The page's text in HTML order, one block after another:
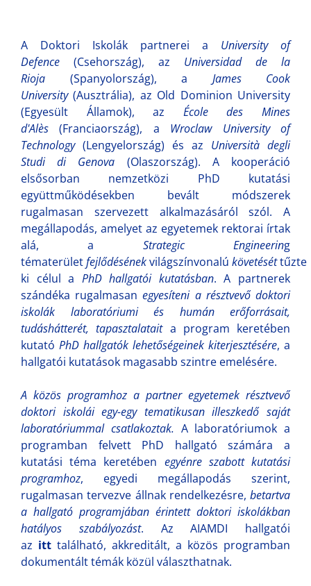
A Doktori Iskolák partnerei a University of
Defence (Csehország), az Universidad de la
Rioja (Spanyolország), a James Cook
University(Ausztrália), az Old Dominion University
(Egyesült Államok), az École des Mines
d'Alès (Franciaország), a Wroclaw University of
Technology(Lengyelország) és az Università degli
Studi di Genova (Olaszország). A kooperáció
elsősorban nemzetközi PhD kutatási
együttműködésekben bevált módszerek
rugalmasan szervezett alkalmazásáról szól. A
megállapodás, amelyet az egyetemek rektorai írtak
alá, a Strategic Engineering
tématerületfejlődésénekvilágszínvonalú követéséttűzte
ki célul a PhD hallgatói kutatásban. A partnerek
szándéka rugalmasanegyesíteni a résztvevő doktori
iskolák laboratóriumi és humán erőforrásait,
tudáshátterét, tapasztalataita program keretében
kutató PhD hallgatók lehetőségeinek kiterjesztésére, a
hallgatói kutatások magasabb szintre emelésére.
A közös programhoz a partner egyetemek résztvevő
doktori iskolái egy-egy tematikusan illeszkedő saját
laboratóriummal csatlakoztak. A laboratóriumok a
programban felvett PhD hallgató számára a
kutatási téma keretében egyénre szabott kutatási
programhoz, egyedi megállapodás szerint,
rugalmasan tervezve állnak rendelkezésre, betartva
a hallgató programjában érintett doktori iskolákban
hatályos szabályozást. Az AIAMDI hallgatói
az itt található, akkreditált, a közös programban
dokumentált témák közül választhatnak.